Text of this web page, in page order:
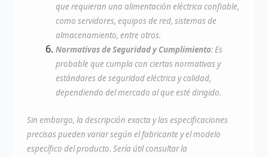
que requieran una alimentación eléctrica confiable,
como servidores, equipos de red, sistemas de
almacenamiento, entre otros.
Normativas de Seguridad y Cumplimiento: Es
probable que cumpla con ciertas normativas y
estándares de seguridad eléctrica y calidad,
dependiendo del mercado al que esté dirigido.
Sin embargo, la descripción exacta y las especificaciones
precisas pueden variar según el fabricante y el modelo
específico del producto. Sería útil consultar la